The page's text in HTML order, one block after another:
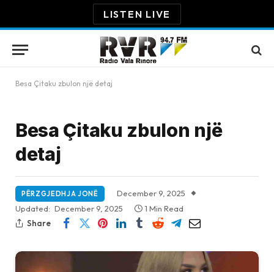
LISTEN LIVE
Besa Çitaku zbulon një detaj
Besa Çitaku zbulon një
detaj
PËRZGJEDHJA JONË
December 9, 2025
Updated: December 9, 2025
1 Min Read
Share